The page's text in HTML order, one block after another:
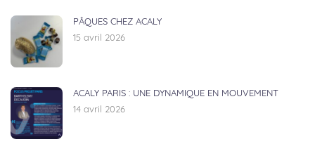
PÂQUES CHEZ ACALY
15 avril 2026
ACALY PARIS : UNE DYNAMIQUE EN MOUVEMENT
14 avril 2026